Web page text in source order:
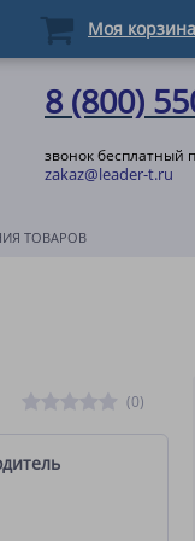
8 (800)
звонок бесплатный
zakaz@leader-t.ru
ТОВАРОВ
(0)
Моя корзина